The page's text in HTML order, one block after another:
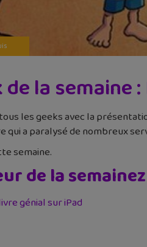
de la
les geeks avec la
qui a paralysé de nombreux
semaine.
de la semainez
génial sur iPad